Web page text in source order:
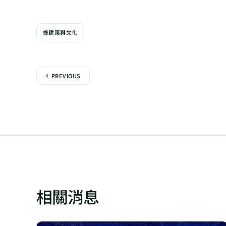
綠建築與文化
PREVIOUS
相關消息